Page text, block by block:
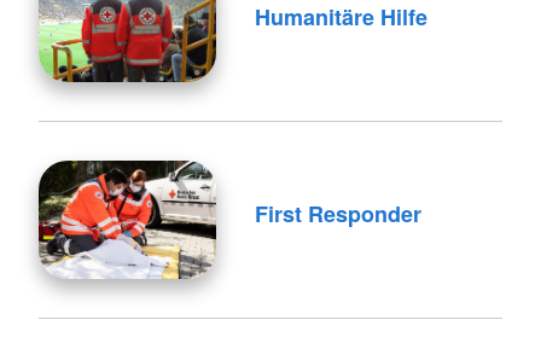
Humanitäre Hilfe
First Responder